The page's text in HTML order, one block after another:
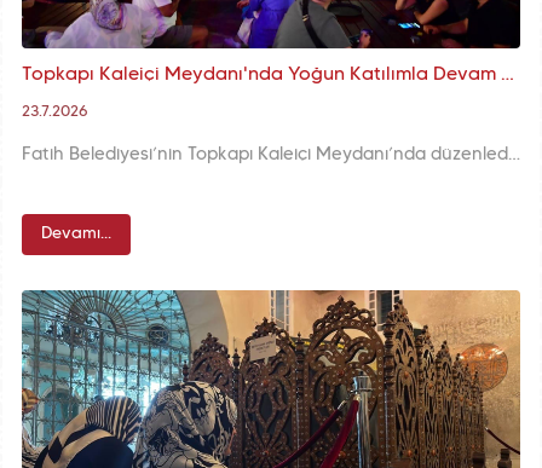
Topkapı Kaleiçi Meydanı'nda Yoğun Katılımla Devam Eden Nostalji Günleri'nin Beşinci Gününe Yeşilçam ve Unutulmayan Besteler Damga Vurdu
23.7.2026
Fatih Belediyesi’nin Topkapı Kaleiçi Meydanı’nda düzenlediği Nostalji Günleri, beşinci gününde de yoğun katılımla devam etti. Yeşilçam temalı bilgi yarışmaları, müzikal çocuk oyunu, “Unutulmayan Besteciler” konseri ve Halkla İlişkiler Ofisi’nin hazırladığı nostalji karakterleri, ziyaretçileri geçmişin mahalle kültürüyle buluşturdu.
Devamı...